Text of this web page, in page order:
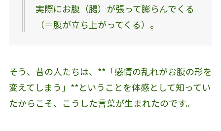
実際にお腹（腸）が張って膨らんでくる
（＝腹が立ち上がってくる）。
そう、昔の人たちは、**「感情の乱れがお腹の形を
変えてしまう」**ということを体感として知ってい
たからこそ、こうした言葉が生まれたのです。